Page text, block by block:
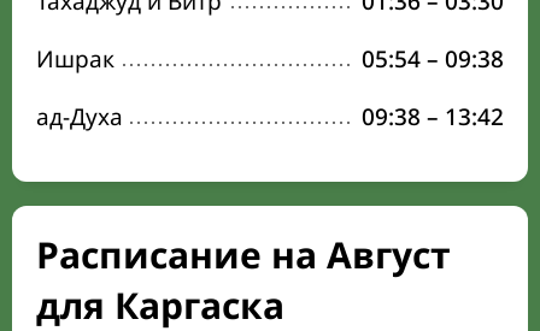
Ишрак
05:54– 09:38
ад-Духа
09:38 – 13:42
Расписание на Август
для Каргаска